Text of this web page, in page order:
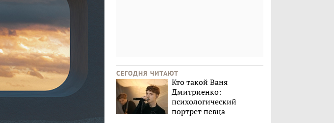
СЕГОДНЯ ЧИТАЮТ
Кто такой Ваня
Дмитриенко:
психологический
портрет певца